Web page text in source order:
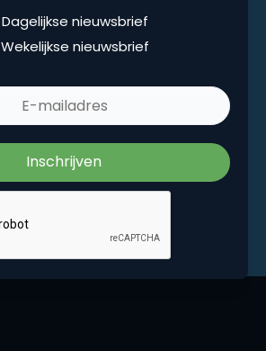
Dagelijkse nieuwsbrief
Wekelijkse nieuwsbrief